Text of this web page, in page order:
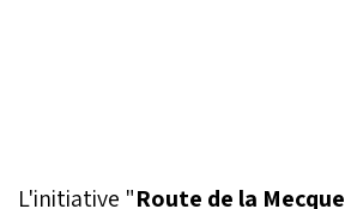
L'initiative "Route de la Mecque